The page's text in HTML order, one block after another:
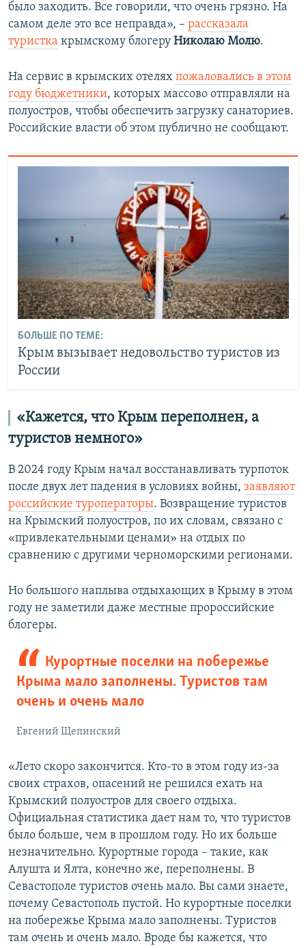
было заходить. Все говорили, что очень грязно. На
самом деле это все неправда», – рассказала
туристка крымскому блогеру Николаю Молю.
На сервис в крымских отелях пожаловались в этом
году бюджетники, которых массово отправляли на
полуостров, чтобы обеспечить загрузку санаториев.
Российские власти об этом публично не сообщают.
БОЛЬШЕ ПО ТЕМЕ:
Крым вызывает недовольство туристов из
России
«Кажется, что Крым переполнен, а
туристов немного»
В 2024 году Крым начал восстанавливать турпоток
после двух лет падения в условиях войны, заявляют
российские туроператоры. Возвращение туристов
на Крымский полуостров, по их словам, связано с
«привлекательными ценами» на отдых по
сравнению с другими черноморскими регионами.
Но большого наплыва отдыхающих в Крыму в этом
году не заметили даже местные пророссийские
блогеры.
Курортные поселки на побережье
Крыма мало заполнены. Туристов там
очень и очень мало
Евгений Щепинский
«Лето скоро закончится. Кто-то в этом году из-за
своих страхов, опасений не решился ехать на
Крымский полуостров для своего отдыха.
Официальная статистика дает нам то, что туристов
было больше, чем в прошлом году. Но их больше
незначительно. Курортные города – такие, как
Алушта и Ялта, конечно же, переполнены. В
Севастополе туристов очень мало. Вы сами знаете,
почему Севастополь пустой. Но курортные поселки
на побережье Крыма мало заполнены. Туристов
там очень и очень мало. Вроде бы кажется, что